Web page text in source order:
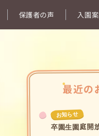
保護者の声 入園
最近の
お知らせ
卒園生園庭開